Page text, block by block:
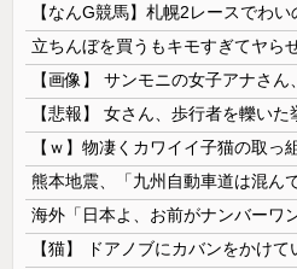
【ｗ】物凄くカワイイ子猫の取っ